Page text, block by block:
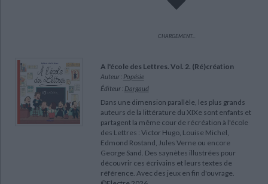
CHARGEMENT...
A l'école des Lettres. Vol. 2. (Ré)création
Auteur : Popésie
Éditeur : Dargaud
Dans une dimension parallèle, les plus grands
auteurs de la littérature du XIXe sont enfants et
partagent la même cour de récréation à l'école
des Lettres : Victor Hugo, Louise Michel,
Edmond Rostand, Jules Verne ou encore
George Sand. Des saynètes illustrées pour
découvrir ces écrivains et leurs textes de
référence. Avec des jeux en fin d'ouvrage.